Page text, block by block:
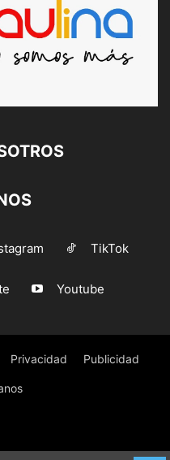
TikTok
Youtube
Privacidad Publicidad